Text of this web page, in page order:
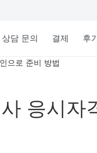
상담 문의 결제 후
으로 준비 방법
응시자